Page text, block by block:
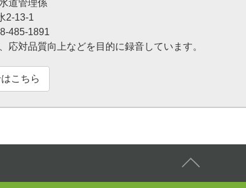
道管理係
2-13-1
485-1891
応対品質向上などを目的に録音しています。
こちら